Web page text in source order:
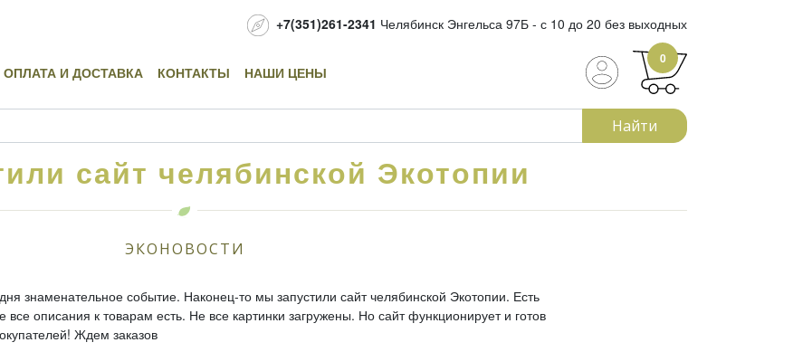
+7(351)261-2341 Челябинск Энгельса 97Б - с 10 до 20 без выходных
ОПЛАТА И ДОСТАВКА КОНТАКТЫ НАШИ ЦЕНЫ
0
Найти
сайт челябинской Экотопии
ЭКОНОВОСТИ
знаменательное событие. Наконец-то мы запустили сайт челябинской Экотопии. Есть
описания к товарам есть. Не все картинки загружены. Но сайт функционирует и готов
Ждем заказов